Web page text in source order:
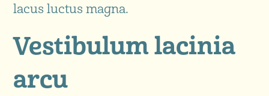
lacus luctus magna.
Vestibulum lacinia
arcu